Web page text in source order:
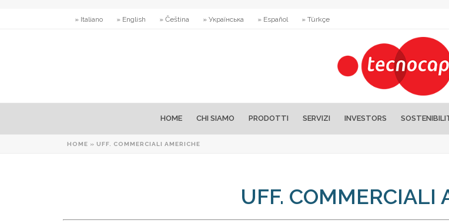
» Italiano » English » Čeština » Українська » Español » Türkçe
HOME CHI SIAMO PRODOTTI SERVIZI INVESTORS
HOME » UFF. COMMERCIALI AMERICHE
UFF. COMMERCIALI